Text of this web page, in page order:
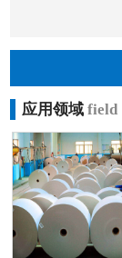
应用领域 field